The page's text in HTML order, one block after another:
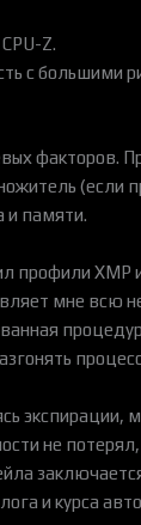
Z.
с большими
факторов.
(если
и памяти.
XMP и
мне
экспирации,
не
и курса